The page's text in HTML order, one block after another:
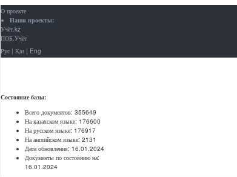
О проекте
Наши проекты:
Учёт.kz
ПОБ.Учёт
Рус | Қаз | Eng
Состояние базы:
Всего документов: 355649
На казахском языке: 176600
На русском языке: 176917
На английском языке: 2131
Дата обновления: 16.01.2024
Документы по состоянию на:
16.01.2024